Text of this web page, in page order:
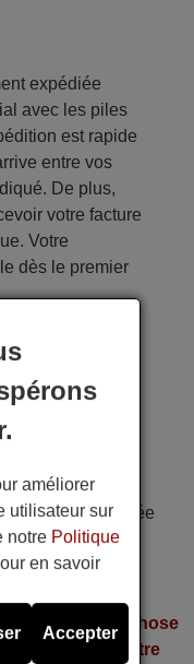
expédiée
avec les piles
est rapide
entre vos
De plus,
votre facture
Votre
dès le premier
cette
1,5 V utilisée
faire quelque chose
sans y mettre
améliorer
utilisateur sur
notre Politique
en savoir
Accepter